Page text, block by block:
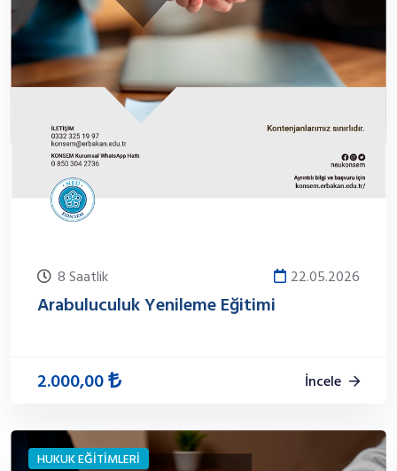
8 Saatlik 22.05.2026
Arabuluculuk Yenileme Eğitimi
2.000,00 İncele
HUKUK EĞİTİMLERİ